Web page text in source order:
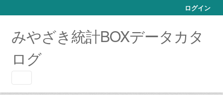
ログイン
みやざき統計BOXデータカタ
ログ